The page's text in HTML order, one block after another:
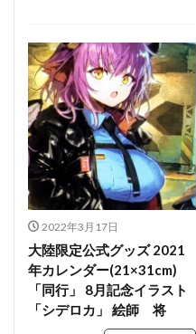
2022年3月17日
大陸限定公式グッズ 2021
年カレンダー(21×31cm)
「同行」 8月記念イラスト
「シデロカ」 絵師 将